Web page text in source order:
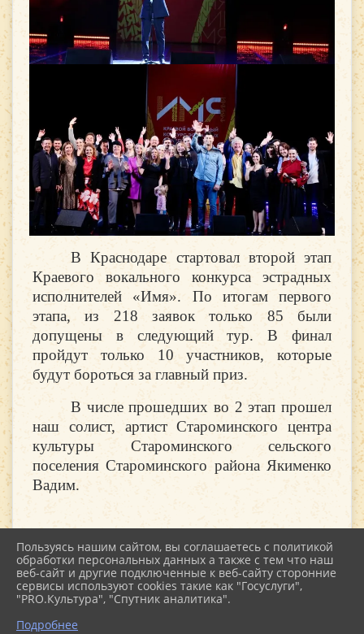
В Краснодаре стартовал второй этап
Краевого вокального конкурса эстрадных
исполнителей «Имя». По итогам первого
этапа, из 218 заявок только 85 были
допущены в следующий тур. В финал
пройдут только 10 участников, которые
будут бороться за главный приз.
В числе прошедших во 2 этап прошел
наш солист, артист Староминского центра
культуры Староминского сельского
поселения Староминского района Якименко
Вадим.
2026 г. kultstar.ru
Вход
Карта сайта
Политика обработки персональных данных
Пользуясь нашим сайтом, вы соглашаетесь с политикой
обработки персональных данных а также с тем что наш
веб-сайт и другие подключенные к веб-сайту сторонние
сервисы используют cookies такие как "Госуслуги",
"PRO.Культура", "Спутник аналитика".
Подробнее